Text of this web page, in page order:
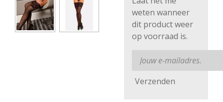
weten wanneer
dit product weer
op voorraad is.
Verzenden